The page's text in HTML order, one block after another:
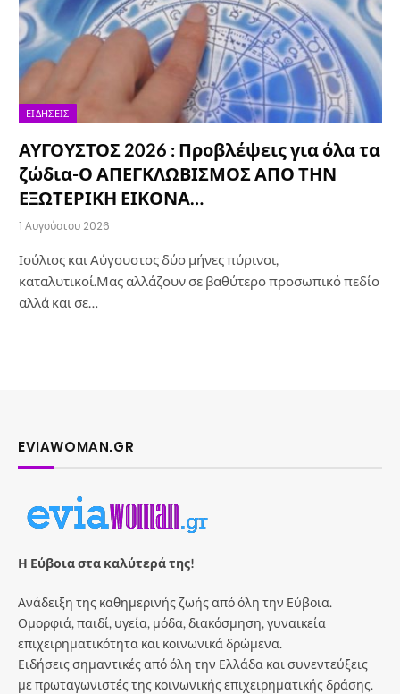
ΕΙΔΉΣΕΙΣ
ΑΥΓΟΥΣΤΟΣ 2026 : Προβλέψεις για όλα τα
ζώδια-Ο ΑΠΕΓΚΛΩΒΙΣΜΟΣ ΑΠΟ ΤΗΝ
ΕΞΩΤΕΡΙΚΗ ΕΙΚΟΝΑ…
1 Αυγούστου 2026
Ιούλιος και Αύγουστος δύο μήνες πύρινοι,
καταλυτικοί.Μας αλλάζουν σε βαθύτερο προσωπικό πεδίο
αλλά και σε…
EVIAWOMAN.GR
Η Εύβοια στα καλύτερά της!
Ανάδειξη της καθημερινής ζωής από όλη την Εύβοια.
Ομορφιά, παιδί, υγεία, μόδα, διακόσμηση, γυναικεία
επιχειρηματικότητα και κοινωνικά δρώμενα.
Ειδήσεις σημαντικές από όλη την Ελλάδα και συνεντεύξεις
με πρωταγωνιστές της κοινωνικής επιχειρηματικής δράσης.